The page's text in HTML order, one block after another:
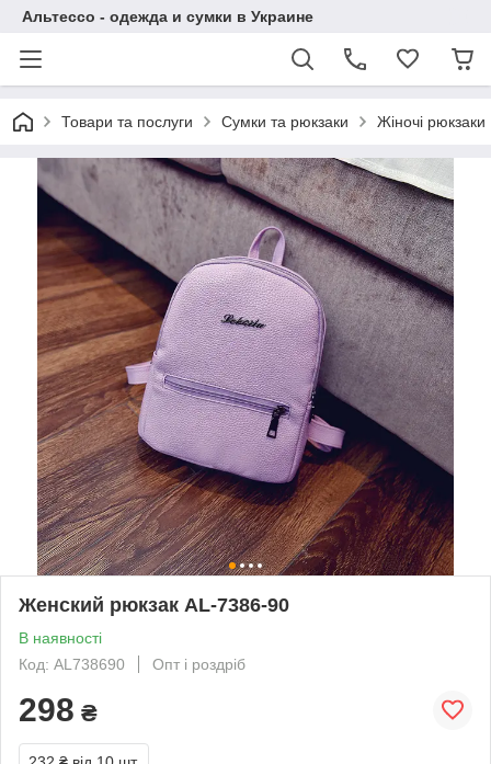
Альтессо - одежда и сумки в Украине
Товари та послуги Сумки та рюкзаки Жіночі рюкзаки
Женский рюкзак AL-7386-90
В наявності
Код: AL738690
Опт і роздріб
298 ₴